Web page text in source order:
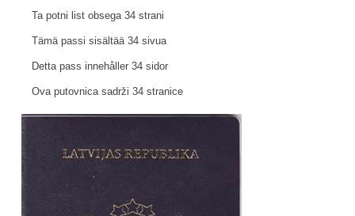
Ta potni list obsega 34 strani
Tämä passi sisältää 34 sivua
Detta pass innehåller 34 sidor
Ova putovnica sadrži 34 stranice